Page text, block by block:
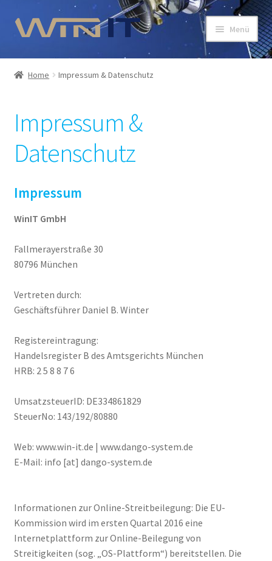
Zur
Navigation
Zum
Inhalt
Menü
Start
Dango OrbitME
Datenblatt – Dango Orbit ME ES
Impressum & Datenschutz
Kasse
Login Designer
Warenkorb
Home Impressum & Datenschutz
Impressum &
Datenschutz
Impressum
WinIT GmbH
Fallmerayerstraße 30
80796 München
Vertreten durch:
Geschäftsführer Daniel B. Winter
Registereintragung:
Handelsregister B des Amtsgerichts München
HRB: 2 5 8 8 7 6
UmsatzsteuerID: DE334861829
SteuerNo: 143/192/80880
Web: www.win-it.de | www.dango-system.de
E-Mail: info [at] dango-system.de
Informationen zur Online-Streitbeilegung: Die EU-
Kommission wird im ersten Quartal 2016 eine
Internetplattform zur Online-Beilegung von
Streitigkeiten (sog. „OS-Plattform“) bereitstellen. Die